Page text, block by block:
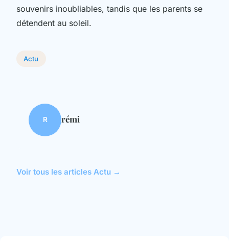
souvenirs inoubliables, tandis que les parents se
détendent au soleil.
Actu
R rémi
Voir tous les articles Actu →